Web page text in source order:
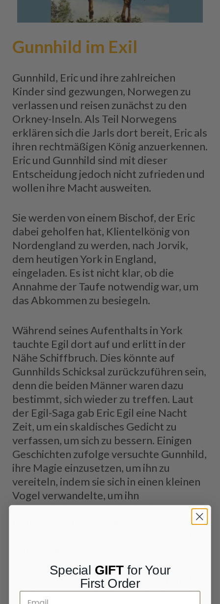
Gunnhild im Exil
Gunnhild, Eric und ihre zahlreichen
Kinder sind gezwungen, Norwegen zu
verlassen und reisen zunächst zu den
Orkney-Inseln. Als Teil Norwegens
erklären sich die Jarls dort bereit, Eric als
ihren rechtmäßigen König anzuerkennen.
Eric und Gunnhild sind mit dieser
Entscheidung jedoch nicht zufrieden und
wollen ihre Macht ausweiten.
Sie werden von einem Bischof, der Eric
dabei geholfen hat, Klientelkönig von
Nordengland zu werden, nach Jorvik,
dem heutigen York in England,
eingeladen. Es ist nicht klar, ob die
Annahme der Taufe notwendig war, um
das Abkommen zu besiegeln.
Während seines Aufenthalts in York
tauchte Egil dort auf und erlitt in der
Nähe Schiffbruch. Dies könnte auf
Gunnhilds Schicksal zurückzuführen sein,
denn die beiden Männer waren dazu
bestimmt, sich wieder zu treffen. Laut
der Egil-Saga gab Eric Egil eine Nacht
Zeit, um ein skaldisches Gedicht zu
verfassen, um sich zu bessern. Einigen
Geschichten zufolge versuchte Gunnhild,
ihre Magie einzusetzen, um ihn zu
vereiteln, indem sie sich in einen kleinen
Vogel verwandelte, um ihn
auszuspionieren und abzulenken.
Eric regierte in York bis zu seinem Tod in
der Schlacht von Stainmore im Jahr 954.
Special GIFTfor Your
First Order